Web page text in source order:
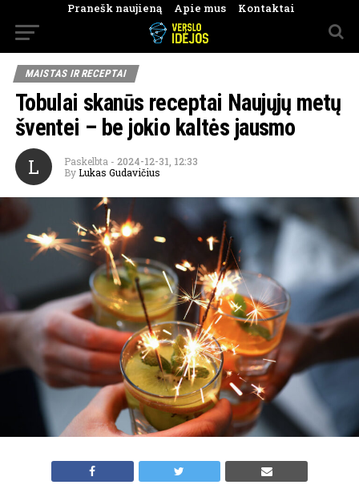
Pranešk naujieną Apie mus Kontaktai
MAISTAS IR RECEPTAI
Tobulai skanūs receptai Naujųjų metų
šventei – be jokio kaltės jausmo
L Paskelbta - 2024-12-31, 12:33
By Lukas Gudavičius